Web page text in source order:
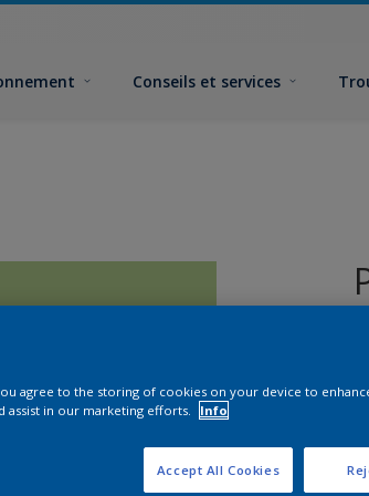
Conseils et services
agree to the storing of cookies on your device to
assist in our marketing efforts.
Info
Accept All Cookies